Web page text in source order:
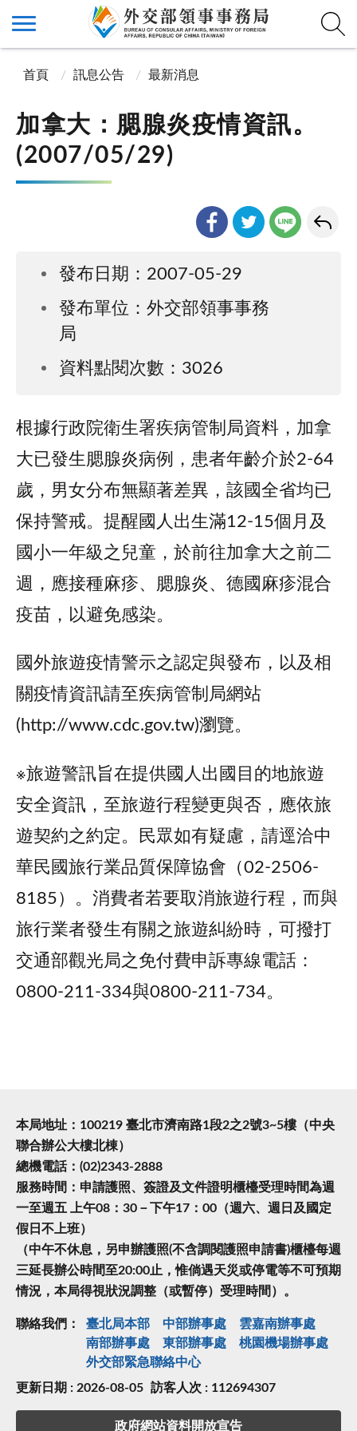
首頁 訊息公告 最新消息
加拿大：腮腺炎疫情資訊。
(2007/05/29)
發布日期：2007-05-29
發布單位：外交部領事事務
局
資料點閱次數：3026
根據行政院衛生署疾病管制局資料，加拿
大已發生腮腺炎病例，患者年齡介於2-64
歲，男女分布無顯著差異，該國全省均已
保持警戒。提醒國人出生滿12-15個月及
國小一年級之兒童，於前往加拿大之前二
週，應接種麻疹、腮腺炎、德國麻疹混合
疫苗，以避免感染。
國外旅遊疫情警示之認定與發布，以及相
關疫情資訊請至疾病管制局網站
(http://www.cdc.gov.tw)瀏覽。
※旅遊警訊旨在提供國人出國目的地旅遊
安全資訊，至旅遊行程變更與否，應依旅
遊契約之約定。民眾如有疑慮，請逕洽中
華民國旅行業品質保障協會（02-2506-
8185）。消費者若要取消旅遊行程，而與
旅行業者發生有關之旅遊糾紛時，可撥打
交通部觀光局之免付費申訴專線電話：
0800-211-334與0800-211-734。
本局地址：100219 臺北市濟南路1段2之2號3~5樓（中央
聯合辦公大樓北棟）
總機電話：(02)2343-2888
服務時間：申請護照、簽證及文件證明櫃檯受理時間為週
一至週五 上午08：30－下午17：00（週六、週日及國定
假日不上班）
（中午不休息，另申辦護照(不含調閱護照申請書)櫃檯每週
三延長辦公時間至20:00止，惟倘遇天災或停電等不可預期
情況，本局得視狀況調整（或暫停）受理時間）。
聯絡我們： 臺北局本部 中部辦事處
雲嘉南辦事處
南部辦事處
東部辦事處
桃園機場辦事處
外交部緊急聯絡中⼼
更新日期 : 2026-08-05 訪客人次 : 112694307
政府網站資料開放宣告